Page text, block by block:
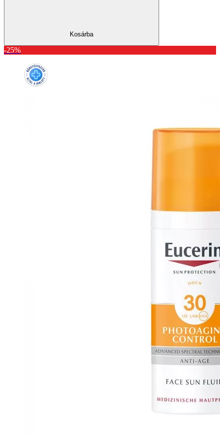
Kosárba
-25%